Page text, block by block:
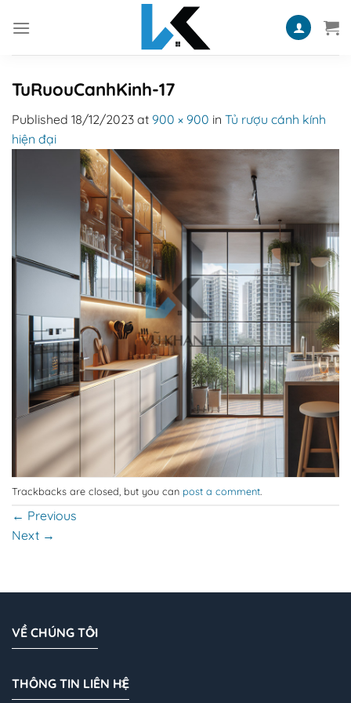
TuRuouCanhKinh-17
Published 18/12/2023 at 900 × 900 in Tủ rượu cánh kính
hiện đại
Trackbacks are closed, but you can post a comment.
← Previous
Next →
VỀ CHÚNG TÔI
THÔNG TIN LIÊN HỆ